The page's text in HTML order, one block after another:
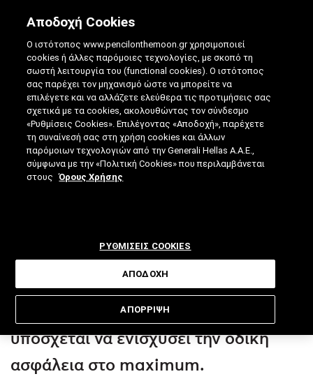
ΑΥΤΌΝΟΜΑ ΟΧΉΜΑΤΑ: ΤΟ ΕΠΑΝΑΣΤΑΤΙΚΌ
CHIP ΠΟΥ ΑΛΛΆΖΕΙ ΤΟ ΜΈΛΛΟΝ
16.10.2018|5 ΛΕΠΤΑ ΑΝΑΓΝΩΣΗΣ|
ΑΠΟ: ΓΙΆΝΝΗΣ ΓΟΡΑΝΊΤΗΣ
Ο πανίσχυρος επεξεργαστής που
υπόσχεται να ενισχύσει την οδική
ασφάλεια στο maximum.
Αποδοχή Cookies
Ο ιστότοπος www.pencilonthemoon.gr χρησιμοποιεί
cookies ή άλλες παρόμοιες τεχνολογίες, με σκοπό τη
σωστή λειτουργία του (functional cookies). Ο ιστότοπος
σας παρέχει τον μηχανισμό ώστε να μπορείτε να
επιλέγετε και να αλλάζετε ελεύθερα τις προτιμήσεις σας
σχετικά με τα cookies, ακολουθώντας τον σύνδεσμο
«Ρυθμίσεις Cookies». Επιλέγοντας «Αποδοχή», παρέχετε
τη συναίνεσή σας στη χρήση cookies και άλλων
παρόμοιων τεχνολογιών από την Generali Hellas A.A.E.,
σύμφωνα με την «Πολιτική Cookies» που περιλαμβάνεται
στους
Όρους Χρήσης
ΡΥΘΜΙΣΕΙΣ COOKIES
ΑΠΟΡΡΙΨΗ
ΑΠΟΔΟΧΗ